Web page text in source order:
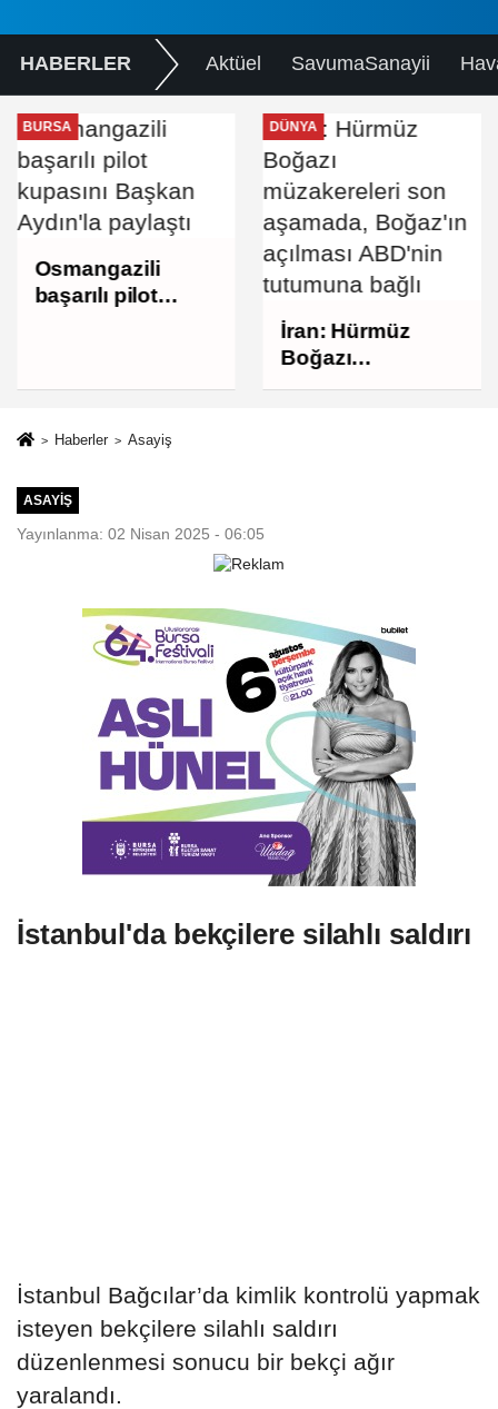
HABERLER Aktüel SavumaSanayii
BURSA
Osmangazili
başarılı pilot
DÜNYA
İran: Hürmüz
Boğazı
müzakereleri son
Haberler Asayiş
ASAYIŞ
Yayınlanma: 02 Nisan 2025 - 06:05
İstanbul'da bekçilere silahlı saldırı
İstanbul Bağcılar’da kimlik kontrolü yapmak
isteyen bekçilere silahlı saldırı
düzenlenmesi sonucu bir bekçi ağır
yaralandı.